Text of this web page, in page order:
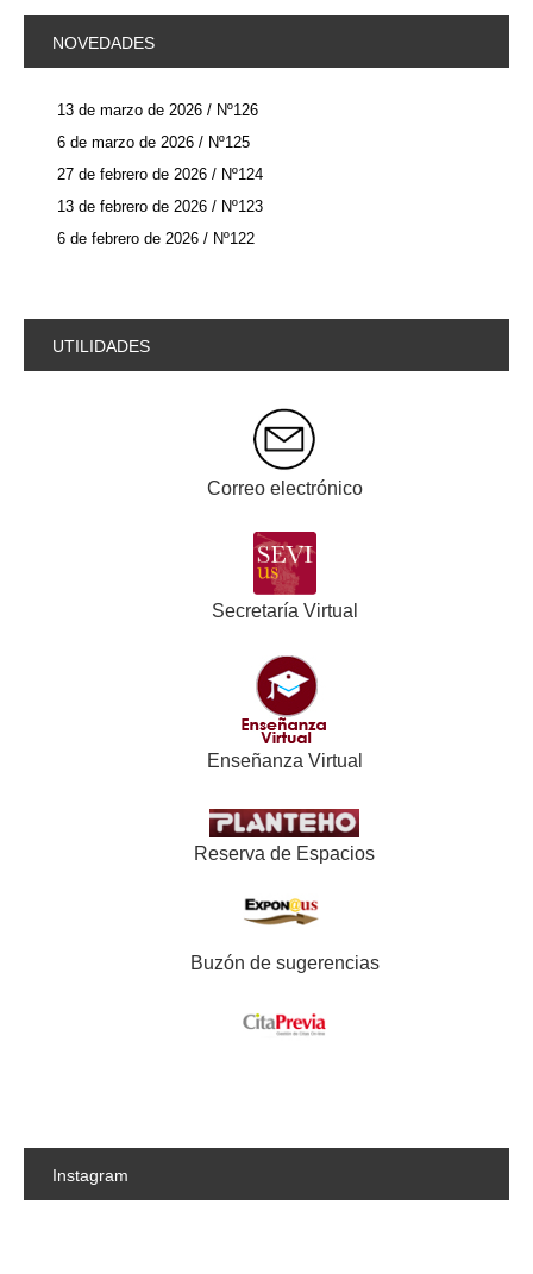
NOVEDADES
13 de marzo de 2026 / Nº126
6 de marzo de 2026 / Nº125
27 de febrero de 2026 / Nº124
13 de febrero de 2026 / Nº123
6 de febrero de 2026 / Nº122
UTILIDADES
Correo electrónico
Secretaría Virtual
Enseñanza Virtual
Reserva de Espacios
Buzón de sugerencias
Instagram